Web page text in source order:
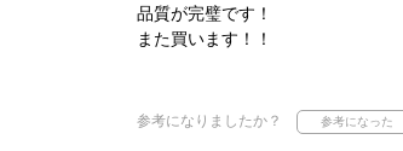
品質が完璧です！
また買います！！
参考になりましたか？